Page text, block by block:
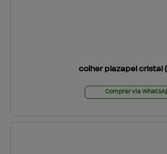
colher plazapel cristal
Comprar via